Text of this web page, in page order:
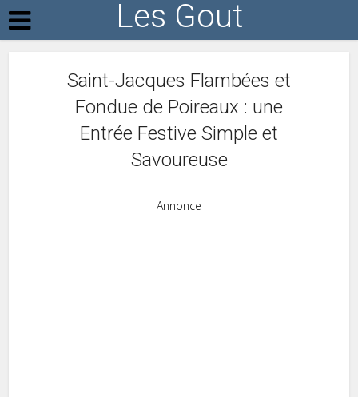
Les Gout
Saint-Jacques Flambées et
Fondue de Poireaux : une
Entrée Festive Simple et
Savoureuse
Annonce